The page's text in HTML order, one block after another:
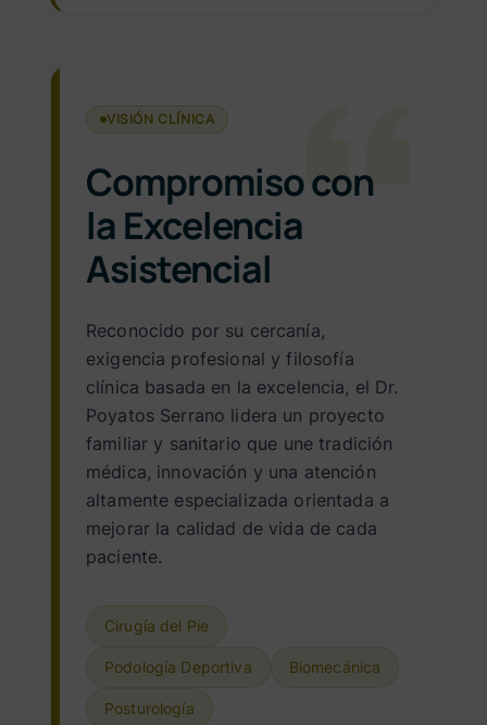
VISIÓN CLÍNICA
Compromiso con
la Excelencia
Asistencial
Reconocido por su cercanía,
exigencia profesional y filosofía
clínica basada en la excelencia, el Dr.
Poyatos Serrano lidera un proyecto
familiar y sanitario que une tradición
médica, innovación y una atención
altamente especializada orientada a
mejorar la calidad de vida de cada
paciente.
Cirugía del Pie
Podología Deportiva Biomecánica
Posturología